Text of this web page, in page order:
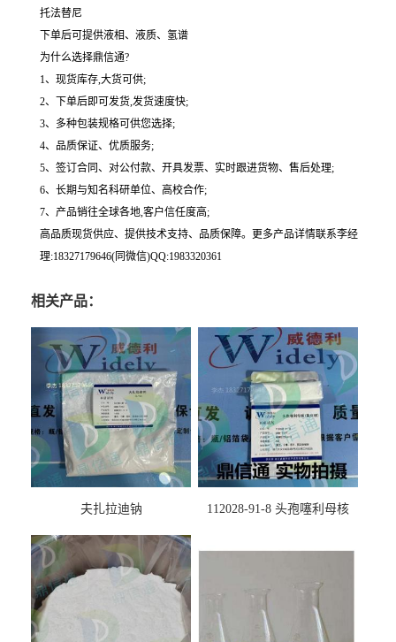
托法替尼
下单后可提供液相、液质、氢谱
为什么选择鼎信通?
1、现货库存,大货可供;
2、下单后即可发货,发货速度快;
3、多种包装规格可供您选择;
4、品质保证、优质服务;
5、签订合同、对公付款、开具发票、实时跟进货物、售后处理;
6、长期与知名科研单位、高校合作;
7、产品销往全球各地,客户信任度高;
高品质现货供应、提供技术支持、品质保障。更多产品详情联系李经
理:18327179646(同微信)QQ:1983320361
相关产品：
夫扎拉迪钠
112028-91-8 头孢噻利母核